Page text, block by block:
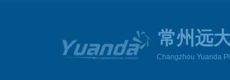
常州远
Changzhou Yuanda